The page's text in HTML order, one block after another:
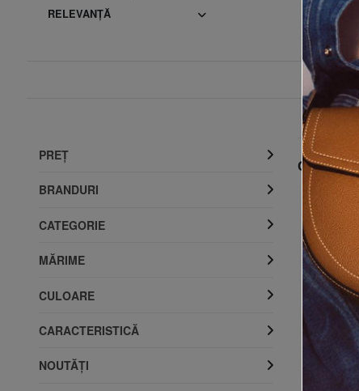
RELEVANŢĂ
Cele mai
PREŢ
BRANDURI
CATEGORIE
MĂRIME
CULOARE
CARACTERISTICĂ
NOUTĂŢI